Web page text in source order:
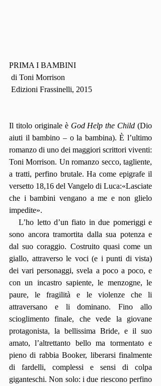
PRIMA I BAMBINI
di Toni Morrison
Edizioni Frassinelli, 2015
Il titolo originale è God Help the Child (Dio
aiuti il bambino – o la bambina). È l’ultimo
romanzo di uno dei maggiori scrittori viventi:
Toni Morrison. Un romanzo secco, tagliente,
a tratti, perfino brutale. Ha come epigrafe il
versetto 18,16 del Vangelo di Luca:«Lasciate
che i bambini vengano a me e non glielo
impedite».
   L’ho letto d’un fiato in due pomeriggi e
sono ancora tramortita dalla sua potenza e
dal suo coraggio. Costruito quasi come un
giallo, attraverso le voci (e i punti di vista)
dei vari personaggi, svela a poco a poco, e
con un incastro sapiente, le menzogne, le
paure, le fragilità e le violenze che li
attraversano e li dominano. Fino allo
scioglimento finale, che vede la giovane
protagonista, la bellissima Bride, e il suo
amato, l’altrettanto bello ma tormentato e
pieno di rabbia Booker, liberarsi finalmente
di fardelli, complessi e sensi di colpa
giganteschi. Non solo: i due riescono perfino